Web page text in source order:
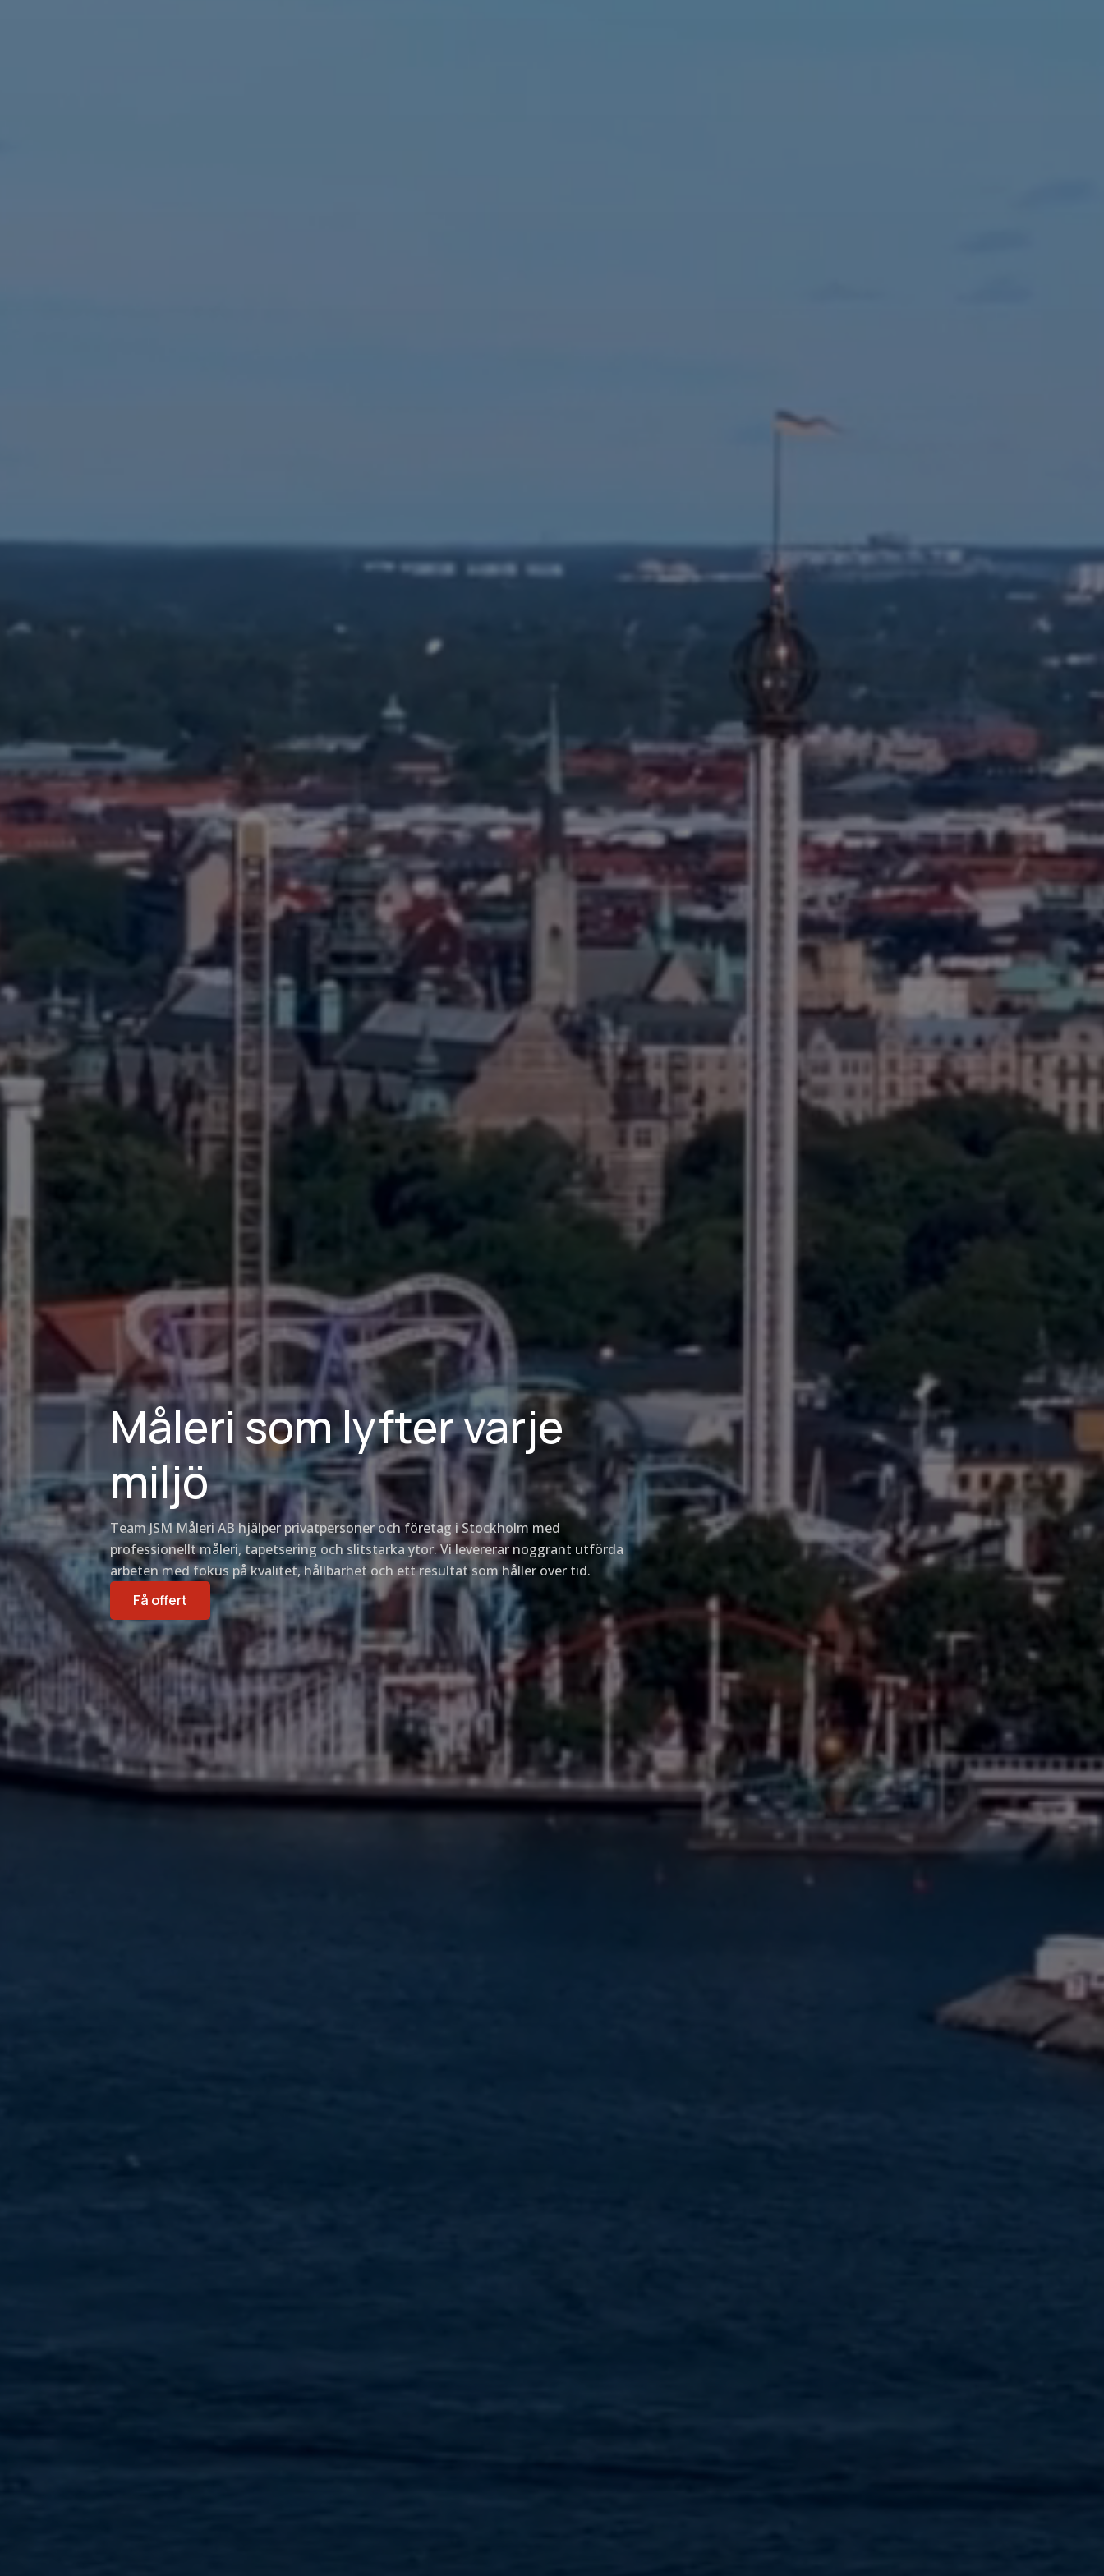
Måleri som lyfter varje
miljö
Team JSM Måleri AB hjälper privatpersoner och företag i Stockholm med
professionellt måleri, tapetsering och slitstarka ytor. Vi levererar noggrant utförda
arbeten med fokus på kvalitet, hållbarhet och ett resultat som håller över tid.
Få offert